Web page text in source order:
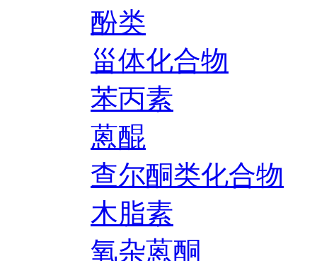
酚类
甾体化合物
苯丙素
蒽醌
查尔酮类化合物
木脂素
氧杂蒽酮